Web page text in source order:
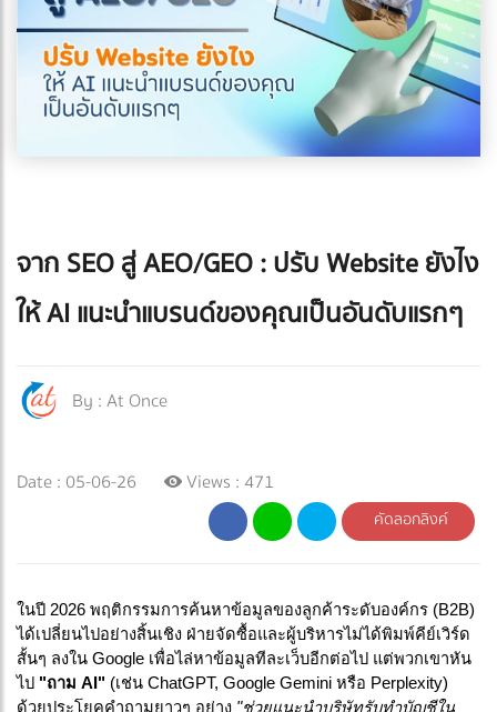
จาก SEO สู่ AEO/GEO : ปรับ Website ยังไง
ให้ AI แนะนำแบรนด์ของคุณเป็นอันดับแรกๆ
By :At Once
Date : 05-06-26 Views : 471
คัดลอกลิงค์
ในปี 2026 พฤติกรรมการค้นหาข้อมูลของลูกค้าระดับองค์กร (B2B)
ได้เปลี่ยนไปอย่างสิ้นเชิง ฝ่ายจัดซื้อและผู้บริหารไม่ได้พิมพ์คีย์เวิร์ด
สั้นๆ ลงใน Google เพื่อไล่หาข้อมูลทีละเว็บอีกต่อไป แต่พวกเขาหัน
ไป "ถาม AI" (เช่น ChatGPT, Google Gemini หรือ Perplexity)
ด้วยประโยคคำถามยาวๆ อย่าง "ช่วยแนะนำบริษัทรับทำบัญชีใน